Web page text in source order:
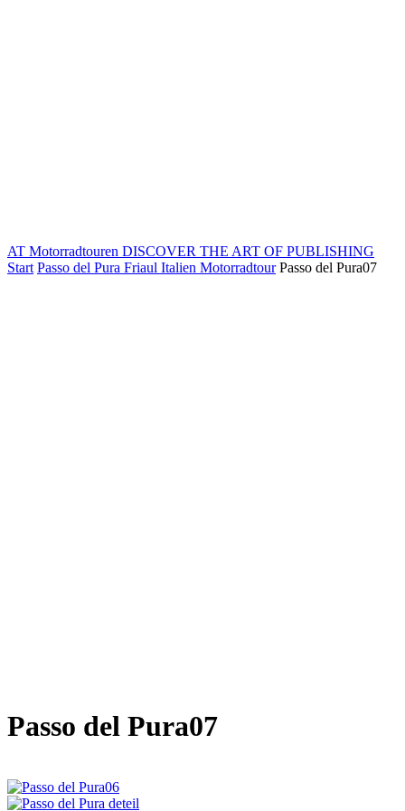
AT Motorradtouren DISCOVER THE ART OF PUBLISHING
Start Passo del Pura Friaul Italien Motorradtour Passo del Pura07
Passo del Pura07